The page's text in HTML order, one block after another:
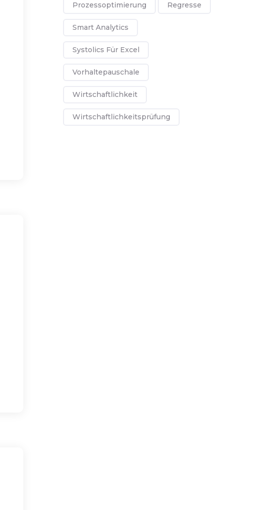
Prozessoptimierung Regresse
Smart Analytics
Systolics Für Excel
Vorhaltepauschale
Wirtschaftlichkeit
Wirtschaftlichkeitsprüfung